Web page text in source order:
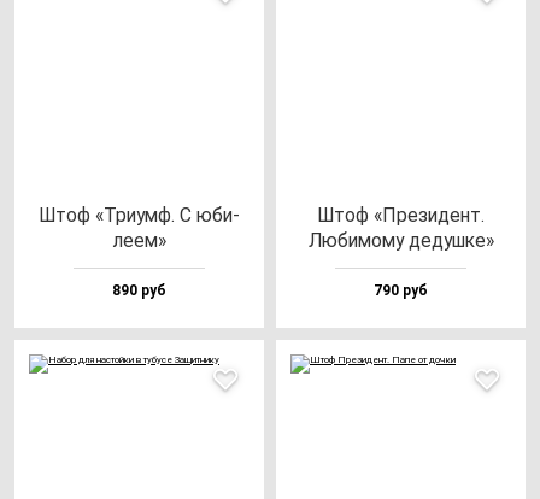
Штоф «Три­умф. С юби­
ле­ем»
890 руб
Штоф «Пре­зи­дент.
Люби­мо­му де­душ­ке»
790 руб